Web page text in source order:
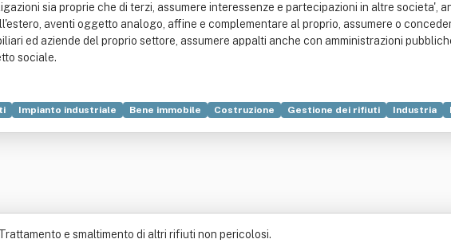
sia proprie che di terzi, assumere interessenze e partecipazioni in altre societa',
aventi oggetto analogo, affine e complementare al proprio, assumere o
ed aziende del proprio settore, assumere appalti anche con amministrazioni
sociale.
Impianto industriale Bene immobile Costruzione Gestione dei rifiuti Industria
e smaltimento di altri rifiuti non pericolosi.